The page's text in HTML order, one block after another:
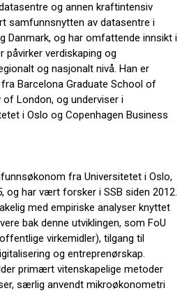
og annen kraftintensiv
samfunnsnytten av datasentre i
Danmark, og har omfattende innsikt i
påvirker verdiskaping og
og nasjonalt nivå. Han er
Barcelona Graduate School of
London, og underviser i
i Oslo og Copenhagen Business
fra Universitetet i Oslo,
og har vært forsker i SSB siden 2012.
med empiriske analyser knyttet
bak denne utviklingen, som FoU
virkemidler), tilgang til
og entreprenørskap.
primært vitenskapelige metoder
særlig anvendt mikroøkonometri